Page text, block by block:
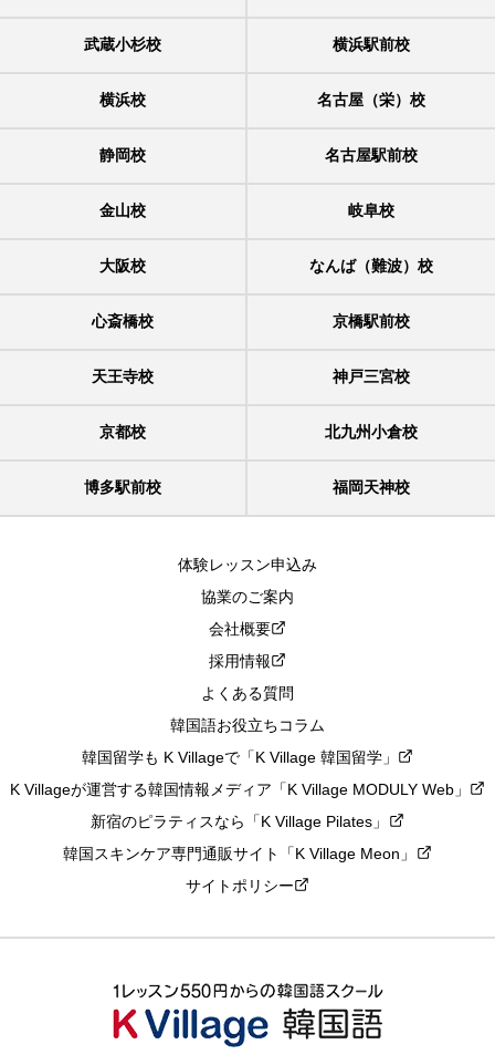
武蔵小杉校 横浜駅前校
横浜校 名古屋（栄）校
静岡校 名古屋駅前校
金山校 岐阜校
大阪校 なんば（難波）校
心斎橋校 京橋駅前校
天王寺校 神戸三宮校
京都校 北九州小倉校
博多駅前校 福岡天神校
体験レッスン申込み
協業のご案内
会社概要
採用情報
よくある質問
韓国語お役立ちコラム
韓国留学も K Villageで「K Village 韓国留学」
K Villageが運営する韓国情報メディア「K Village MODULY Web」
新宿のピラティスなら「K Village Pilates」
韓国スキンケア専門通販サイト「K Village Meon」
サイトポリシー